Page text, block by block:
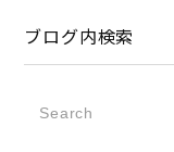
ブログ内検索